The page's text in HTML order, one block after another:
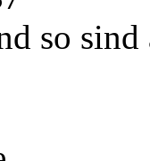
so sind